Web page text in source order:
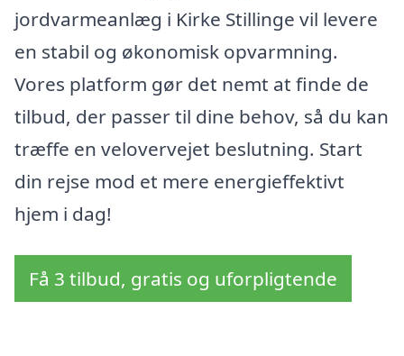
jordvarmeanlæg i Kirke Stillinge vil levere
en stabil og økonomisk opvarmning.
Vores platform gør det nemt at finde de
tilbud, der passer til dine behov, så du kan
træffe en velovervejet beslutning. Start
din rejse mod et mere energieffektivt
hjem i dag!
Få 3 tilbud, gratis og uforpligtende